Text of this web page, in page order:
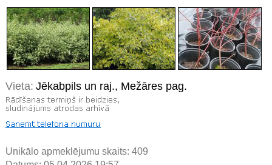
Vieta: Jēkabpils un raj., Mežāres pag.
Unikālo apmeklējumu skaits: 409